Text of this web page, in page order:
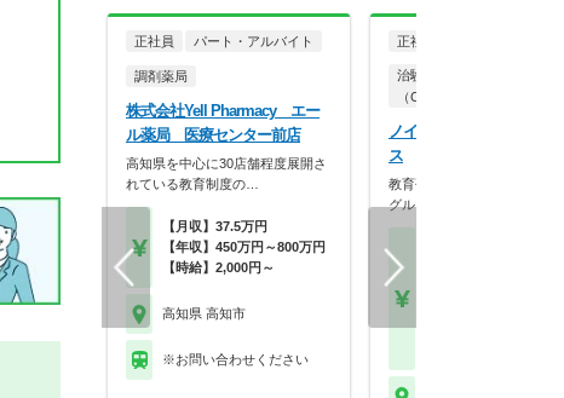
正社員 パート・アルバイト
調剤薬局
株式会社Yell Pharmacy エー
ル薬局 医療センター前店
高知県を中心に30店舗程度展開さ
れている教育制度の…
【月収】37.5万円
【年収】450万円～800万円
【時給】2,000円～
高知県 高知市
※お問い合わせください
正社員
治験コーディネーター
（CRC）
ノイエス株式会社 松山
ス
教育研修制度が充実／エムス
グループでCRC募集…